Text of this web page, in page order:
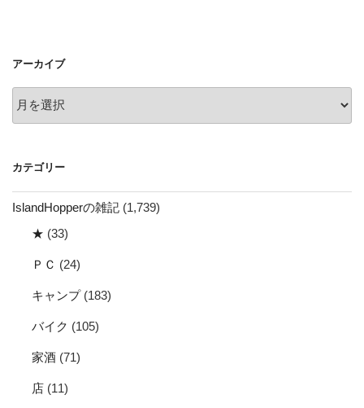
ン
アーカイブ
ー
ブ
カテゴリー
IslandHopperの雑記 (1,739)
★ (33)
ＰＣ (24)
キャンプ(183)
バイク (105)
家酒 (71)
店 (11)